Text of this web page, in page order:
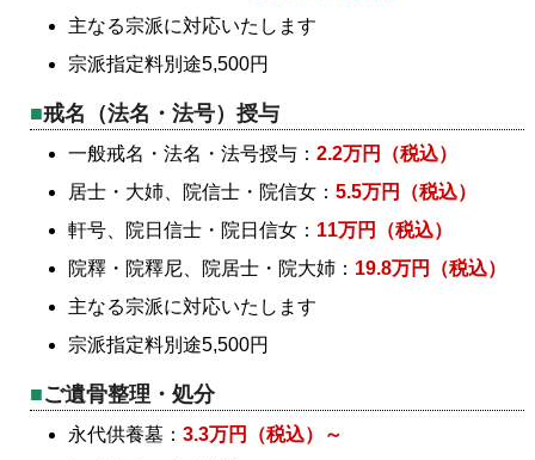
主なる宗派に対応いたします
宗派指定料別途5,500円
戒名（法名・法号）授与
一般戒名・法名・法号授与： 2.2万円（税込）
居士・大姉、院信士・院信女： 5.5万円（税込）
軒号、院日信士・院日信女： 11万円（税込）
院釋・院釋尼、院居士・院大姉： 19.8万円（税込）
主なる宗派に対応いたします
宗派指定料別途5,500円
ご遺骨整理・処分
永代供養墓： 3.3万円（税込）～